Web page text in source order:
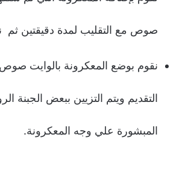
صوص مع التقليب لمدة دقيقتين ثم
نقوم بوضع المعكرونة بالوايت
التقديم ويتم التزيين ببعض الجبنة
المبشورة علي وجه المعكرونة.